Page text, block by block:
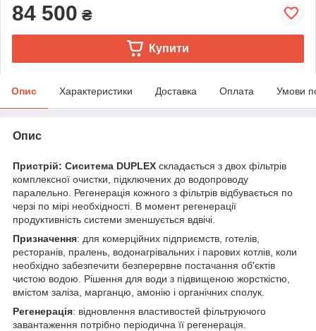
84 500 ₴
Купити
Опис Характеристики Доставка Оплата Умови
Опис
Пристрій: Сиситема DUPLEX складається з двох фільтрів
комплексної очистки, підключених до водопроводу
паралельно. Регенерація кожного з фільтрів відбувається по
черзі по мірі необхідності. В момент регенерації
продуктивність системи зменшується вдвічі.
Призначення: для комерційних підприємств, готелів,
ресторанів, пралень, водонагрівальних і парових котлів, коли
необхідно забезпечити безперервне постачання об'єктів
чистою водою. Рішення для води з підвищеною жорсткістю,
вмістом заліза, марганцю, амонію і органічних сполук.
Регенерація: відновлення властивостей фільтруючого
завантаження потрібно періодична її регенерація.